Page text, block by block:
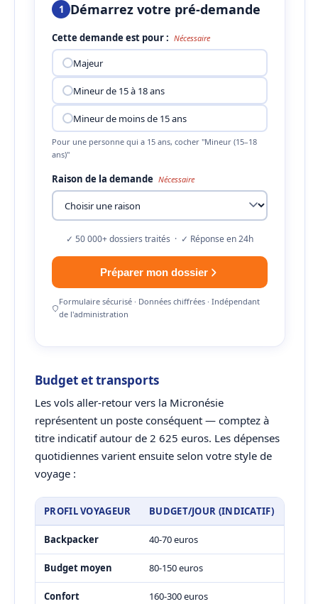
1 Démarrez votre pré-demande
Cette demande est pour : Nécessaire
Majeur
Mineur de 15 à 18 ans
Mineur de moins de 15 ans
Pour une personne qui a 15 ans, cocher "Mineur (15–18
ans)"
Raison de la demande Nécessaire
✓ 50 000+ dossiers traités · ✓ Réponse en 24h
Préparer mon dossier
Formulaire sécurisé · Données chiffrées · Indépendant
de l'administration
Budget et transports
Les vols aller-retour vers la Micronésie
représentent un poste conséquent — comptez à
titre indicatif autour de 2 625 euros. Les dépenses
quotidiennes varient ensuite selon votre style de
voyage :
PROFIL VOYAGEUR BUDGET/JOUR (INDICATIF)
Backpacker 40-70 euros
Budget moyen 80-150 euros
Confort 160-300 euros